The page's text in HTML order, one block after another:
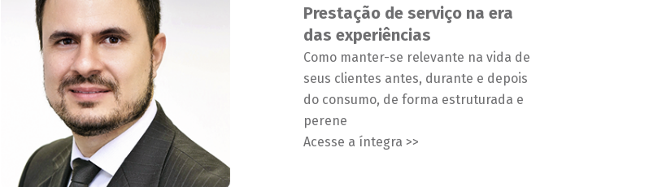
Prestação de serviço na era
das experiências
Como manter-se relevante na vida de
seus clientes antes, durante e depois
do consumo, de forma estruturada e
perene
Acesse a íntegra >>